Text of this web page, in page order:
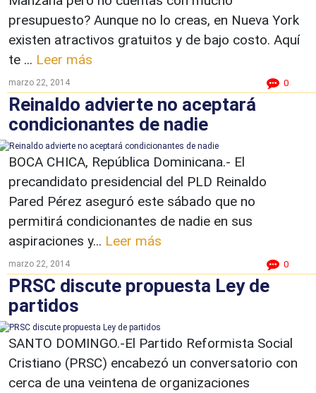
presupuesto? Aunque no lo creas, en Nueva York
existen atractivos gratuitos y de bajo costo. Aquí
te ... Leer más
marzo 22, 2014 0
Reinaldo advierte no aceptará
condicionantes de nadie
BOCA CHICA, República Dominicana.- El
precandidato presidencial del PLD Reinaldo
Pared Pérez aseguró este sábado que no
permitirá condicionantes de nadie en sus
aspiraciones y... Leer más
marzo 22, 2014 0
PRSC discute propuesta Ley de
partidos
SANTO DOMINGO.-El Partido Reformista Social
Cristiano (PRSC) encabezó un conversatorio con
cerca de una veintena de organizaciones